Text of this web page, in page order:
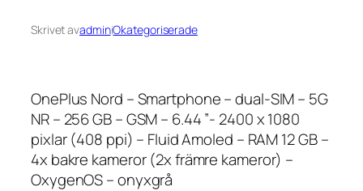
Skrivet avadminiOkategoriserade
OnePlus Nord – Smartphone – dual-SIM – 5G
NR – 256 GB – GSM – 6.44 ”- 2400 x 1080
pixlar (408 ppi) – Fluid Amoled – RAM 12 GB –
4x bakre kameror (2x främre kameror) –
OxygenOS – onyxgrå